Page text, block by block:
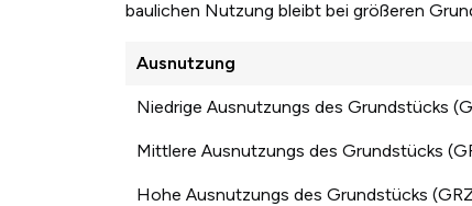
baulichen Nutzung bleibt bei größeren
Ausnutzung
Niedrige Ausnutzungs des Grundstücks
Mittlere Ausnutzungs des Grundstücks
Hohe Ausnutzungs des Grundstücks